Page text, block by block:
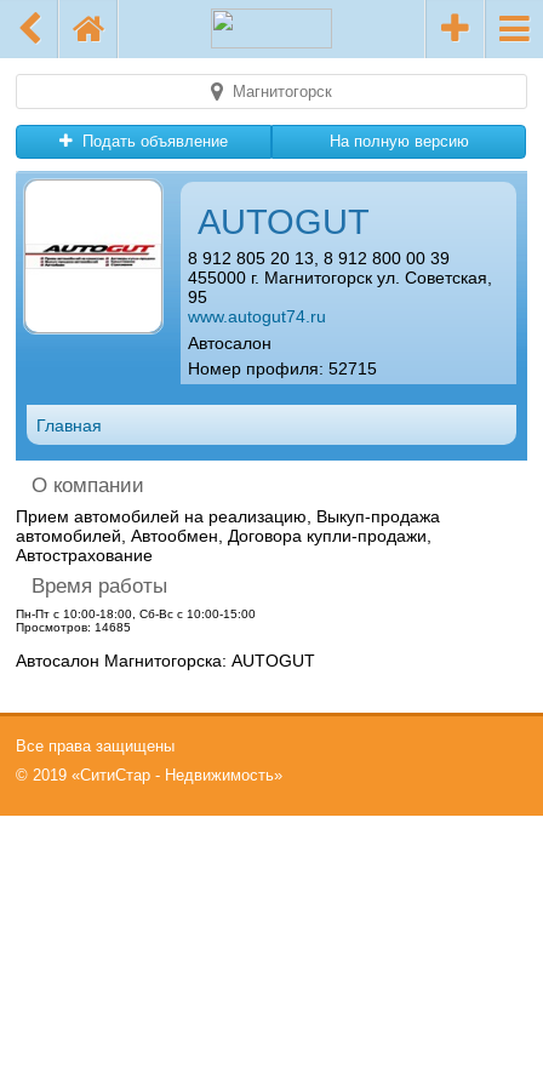
Магнитогорск
Подать объявление На полную версию
AUTOGUT
8 912 805 20 13, 8 912 800 00 39
455000 г. Магнитогорск ул. Советская,
95
www.autogut74.ru
Автосалон
Номер профиля: 52715
Главная
О компании
Прием автомобилей на реализацию, Выкуп-продажа
автомобилей, Автообмен, Договора купли-продажи,
Автострахование
Время работы
Пн-Пт с 10:00-18:00, Сб-Вс с 10:00-15:00
Просмотров: 14685
Автосалон Магнитогорска: AUTOGUT
Все права защищены
© 2019 «СитиСтар - Недвижимость»